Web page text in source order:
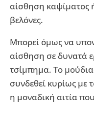
αίσθηση καψίματος
βελόνες.
Μπορεί όμως να
αίσθηση σε δυνατά
τσίμπημα. Το
συνδεθεί κυρίως με
η μοναδική αιτία